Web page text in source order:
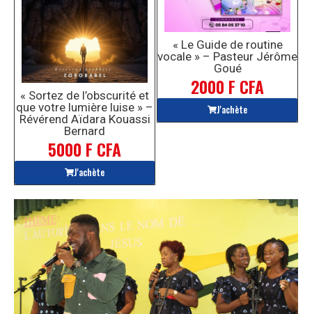
« Sortez de l’obscurité et
que votre lumière luise » –
Révérend Aïdara Kouassi
Bernard
5000 F CFA
J'achète
« Le Guide de routine
vocale » – Pasteur Jérôme
Goué
2000 F CFA
J'achète